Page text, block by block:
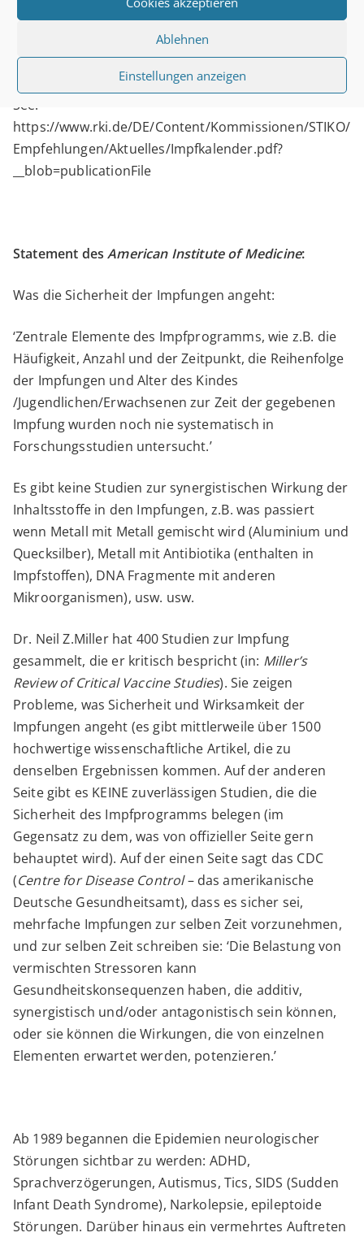
Ablehnen
Einstellungen anzeigen
Impfprogramm Deutschland:
15 Impfstoffe – 90 Dosen
See:
https://www.rki.de/DE/Content/Kommissionen/STIKO/
Empfehlungen/Aktuelles/Impfkalender.pdf?
__blob=publicationFile
Statement desAmerican Institute of Medicine:
Was die Sicherheit der Impfungen angeht:
‘Zentrale Elemente des Impfprogramms, wie z.B. die
Häufigkeit, Anzahl und der Zeitpunkt, die Reihenfolge
der Impfungen und Alter des Kindes
/Jugendlichen/Erwachsenen zur Zeit der gegebenen
Impfung wurden noch nie systematisch in
Forschungsstudien untersucht.’
Es gibt keine Studien zur synergistischen Wirkung der
Inhaltsstoffe in den Impfungen, z.B. was passiert
wenn Metall mit Metall gemischt wird (Aluminium und
Quecksilber), Metall mit Antibiotika (enthalten in
Impfstoffen), DNA Fragmente mit anderen
Mikroorganismen), usw. usw.
Dr. Neil Z.Miller hat 400 Studien zur Impfung
gesammelt, die er kritisch bespricht (in: Miller’s
Review of Critical Vaccine Studies). Sie zeigen
Probleme, was Sicherheit und Wirksamkeit der
Impfungen angeht (es gibt mittlerweile über 1500
hochwertige wissenschaftliche Artikel, die zu
denselben Ergebnissen kommen. Auf der anderen
Seite gibt es KEINE zuverlässigen Studien, die die
Sicherheit des Impfprogramms belegen (im
Gegensatz zu dem, was von offizieller Seite gern
behauptet wird). Auf der einen Seite sagt das CDC
(Centre for Disease Control– das amerikanische
Deutsche Gesundheitsamt), dass es sicher sei,
mehrfache Impfungen zur selben Zeit vorzunehmen,
und zur selben Zeit schreiben sie: ‘Die Belastung von
vermischten Stressoren kann
Gesundheitskonsequenzen haben, die additiv,
synergistisch und/oder antagonistisch sein können,
oder sie können die Wirkungen, die von einzelnen
Elementen erwartet werden, potenzieren.’
Ab 1989 begannen die Epidemien neurologischer
Störungen sichtbar zu werden: ADHD,
Sprachverzögerungen, Autismus, Tics, SIDS (Sudden
Infant Death Syndrome), Narkolepsie, epileptoide
Störungen. Darüber hinaus ein vermehrtes Auftreten